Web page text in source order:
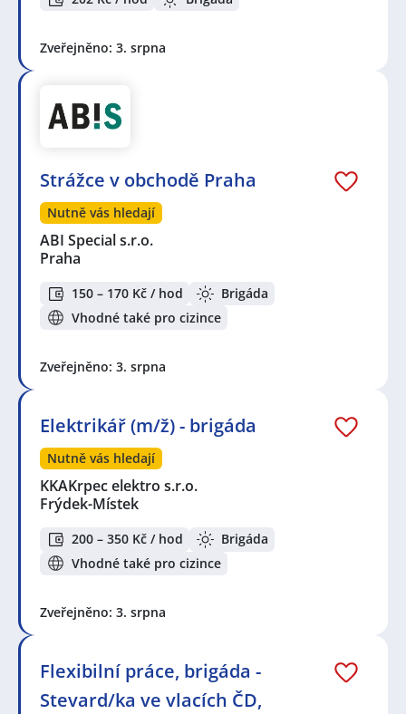
Zveřejněno: 3. srpna
Strážce v obchodě Praha
Nutně vás hledají
ABI Special s.r.o.
Praha
150 – 170 Kč / hod
Brigáda
Vhodné také pro cizince
Zveřejněno: 3. srpna
Elektrikář (m/ž) - brigáda
Nutně vás hledají
KKAKrpec elektro s.r.o.
Frýdek-Místek
200 – 350 Kč / hod
Brigáda
Vhodné také pro cizince
Zveřejněno: 3. srpna
Flexibilní práce, brigáda -
Stevard/ka ve vlacích ČD,